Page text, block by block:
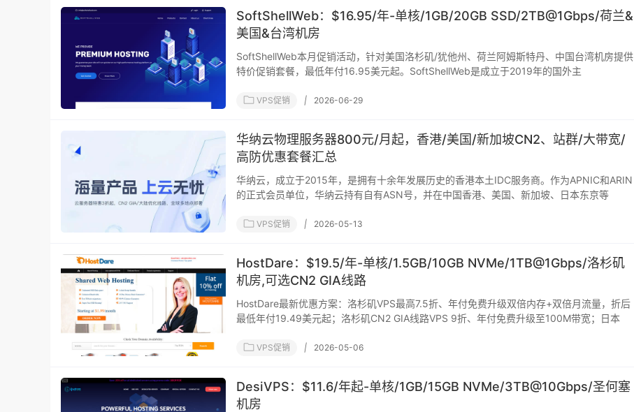
SoftShellWeb：$16.95/年-单核/1GB/20GB SSD/2TB@1Gbps/荷兰&
美国&台湾机房
SoftShellWeb本月促销活动，针对美国洛杉矶/犹他州、荷兰阿姆斯特丹、中国台湾机房提供
特价促销套餐，最低年付16.95美元起。SoftShellWeb是成立于2019年的国外主
VPS促销 | 2026-06-29
华纳云物理服务器800元/月起，香港/美国/新加坡CN2、站群/大带宽/
高防优惠套餐汇总
华纳云，成立于2015年，是拥有十余年发展历史的香港本土IDC服务商。作为APNIC和ARIN
的正式会员单位，华纳云持有自有ASN号，并在中国香港、美国、新加坡、日本东京等
VPS促销 | 2026-05-13
HostDare：$19.5/年-单核/1.5GB/10GB NVMe/1TB@1Gbps/洛杉矶
机房,可选CN2 GIA线路
HostDare最新优惠方案：洛杉矶VPS最高7.5折、年付免费升级双倍内存+双倍月流量，折后
最低年付19.49美元起；洛杉矶CN2 GIA线路VPS 9折、年付免费升级至100M带宽；日本
VPS促销 | 2026-05-06
DesiVPS：$11.6/年起-单核/1GB/15GB NVMe/3TB@10Gbps/圣何塞
机房